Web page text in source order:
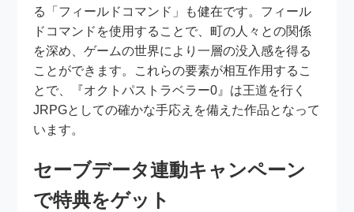
る「フィールドコマンド」も健在です。フィール
ドコマンドを使用することで、町の人々との関係
を深め、ゲームの世界により一層の没入感を得る
ことができます。これらの要素が相互作用するこ
とで、『オクトパストラベラー0』は王道を行く
JRPGとしての確かな手応えを備えた作品となって
います。
セーブデータ連動キャンペーン
で特典をゲット